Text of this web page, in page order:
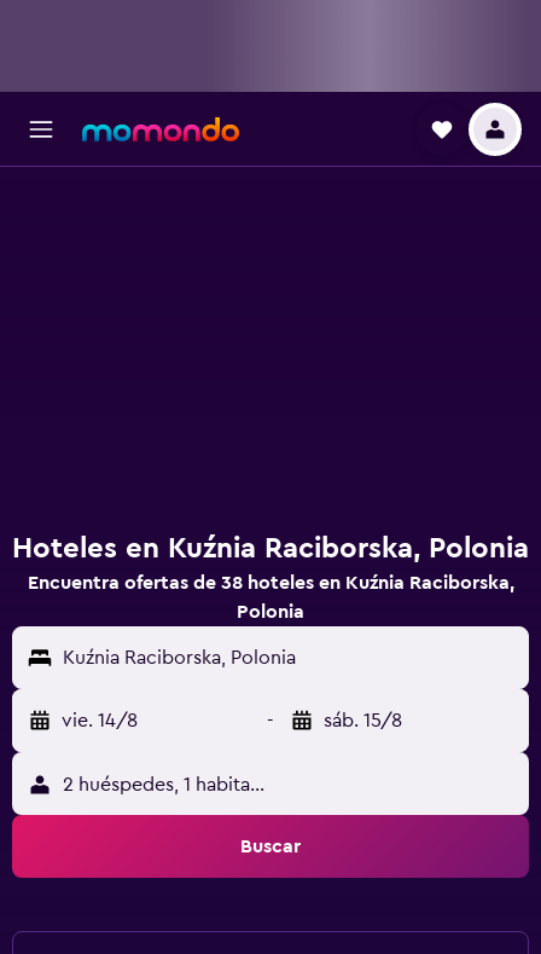
Hoteles en Kuźnia Raciborska, Polonia
Encuentra ofertas de 38 hoteles en Kuźnia Raciborska,
Polonia
Kuźnia Raciborska, Polonia
vie. 14/8 - sáb. 15/8
2 huéspedes, 1 habitación
Buscar